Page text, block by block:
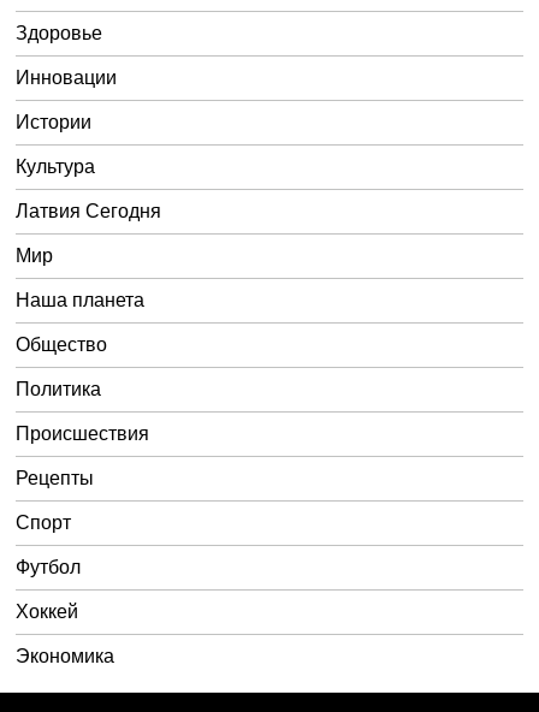
Здоровье
Инновации
Истории
Культура
Латвия Сегодня
Мир
Наша планета
Общество
Политика
Происшествия
Рецепты
Спорт
Футбол
Хоккей
Экономика